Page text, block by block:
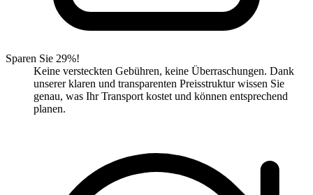
Sparen Sie 29%!
Keine versteckten Gebühren, keine Überraschungen. Dank
unserer klaren und transparenten Preisstruktur wissen Sie
genau, was Ihr Transport kostet und können entsprechend
planen.